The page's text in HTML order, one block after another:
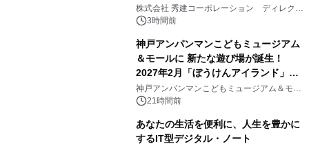
大興奮が今甦る
株式会社 秀建コーポレーション ディレクト
アートギャラリー
3時間前
神戸アンパンマンこどもミュージアム
＆モールに 新たな遊び場が誕生！
2027年2月「ぼうけんアイランド」が
オープン
神戸アンパンマンこどもミュージアム＆モー
ル 21時間前
あなたの生活を便利に、人生を豊かに
するIT型デジタル・ノート